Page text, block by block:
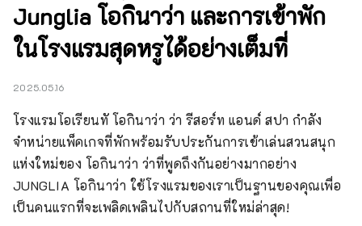
Junglia โอกินาว่า และการเข้าพัก
ในโรงแรมสุดหรูได้อย่างเต็มที่
2025.05.16
โรงแรมโอเรียนทั โอกินาว่า ว่า รีสอร์ท แอนด์ สปา กำลัง
จำหน่ายแพ็คเกจที่พักพร้อมรับประกันการเข้าเล่นสวนสนุก
แห่งใหม่ของ โอกินาว่า ว่าที่พูดถึงกันอย่างมากอย่าง
JUNGLIA โอกินาว่า ใช้โรงแรมของเราเป็นฐานของคุณเพื่อ
เป็นคนแรกที่จะเพลิดเพลินไปกับสถานที่ใหม่ล่าสุด!